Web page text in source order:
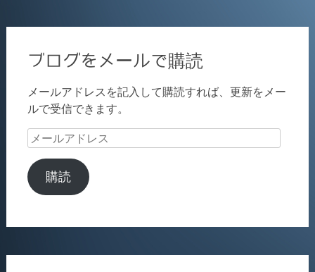
ブログをメールで購読
メールアドレスを記入して購読すれば、更新をメー
ルで受信できます。
メ
ル
ア
購読